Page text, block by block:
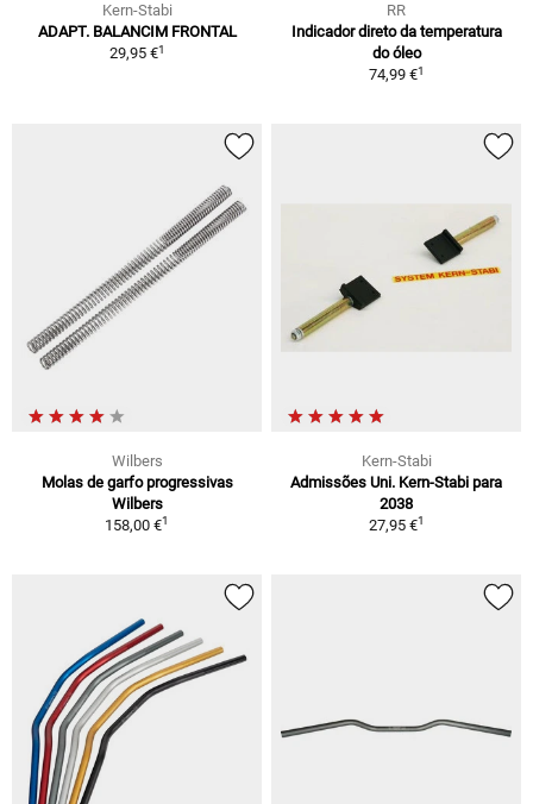
Kern-Stabi
ADAPT. BALANCIM FRONTAL
29,95 €1
RR
Indicador direto da temperatura
do óleo
74,99 €1
Wilbers
Molas de garfo progressivas
Wilbers
158,00 €1
Kern-Stabi
Admissões Uni. Kern-Stabi para
2038
27,95 €1